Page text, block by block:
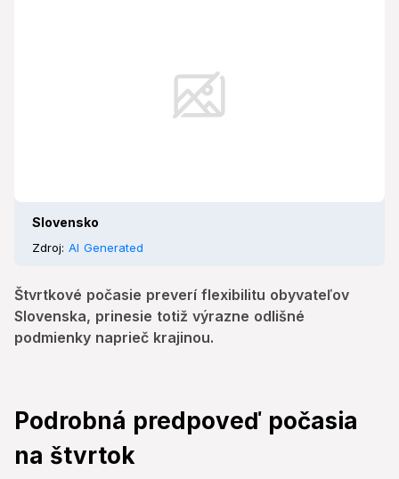
Slovensko
Zdroj: AI Generated
Štvrtkové počasie preverí flexibilitu obyvateľov
Slovenska, prinesie totiž výrazne odlišné
podmienky naprieč krajinou.
Podrobná predpoveď počasia
na štvrtok